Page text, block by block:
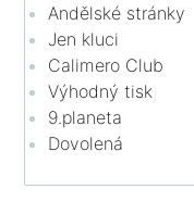
Andělské stránky
Jen kluci
Calimero Club
Výhodný tisk
9.planeta
Dovolená